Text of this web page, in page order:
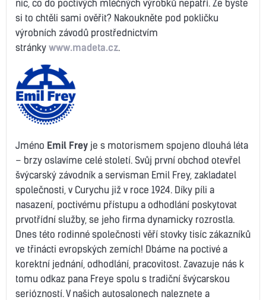
nic, co do poctivých mléčných výrobků nepatří. Že byste
si to chtěli sami ověřit? Nakoukněte pod pokličku
výrobních závodů prostřednictvím
stránky www.madeta.cz.
Jméno Emil Frey je s motorismem spojeno dlouhá léta
– brzy oslavíme celé století. Svůj první obchod otevřel
švýcarský závodník a servisman Emil Frey, zakladatel
společnosti, v Curychu již v roce 1924. Díky píli a
nasazení, poctivému přístupu a odhodlání poskytovat
prvotřídní služby, se jeho firma dynamicky rozrostla.
Dnes této rodinné společnosti věří stovky tisíc zákazníků
ve třinácti evropských zemích! Dbáme na poctivé a
korektní jednání, odhodlání, pracovitost. Zavazuje nás k
tomu odkaz pana Freye spolu s tradiční švýcarskou
seriózností. V našich autosalonech naleznete a